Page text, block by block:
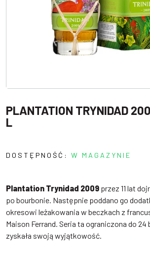
PLANTATION TRYNIDAD
L
DOSTĘPNOŚĆ: W MAGAZYNIE
Plantation Trynidad 2009 przez 11 lat
po bourbonie. Następnie poddano go
okresowi leżakowania w beczkach z
Maison Ferrand. Seria ta ograniczona do
zyskała swoją wyjątkowość.